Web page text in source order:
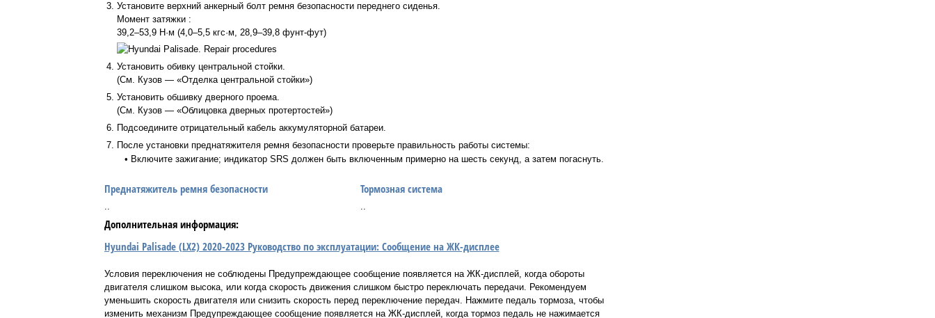
3. Установите верхний анкерный болт ремня безопасности переднего сиденья.
Момент затяжки :
39,2–53,9 Н·м (4,0–5,5 кгс·м, 28,9–39,8 фунт-фут)
4. Установить обивку центральной стойки.
(См. Кузов — «Отделка центральной стойки»)
5. Установить обшивку дверного проема.
(См. Кузов — «Облицовка дверных протертостей»)
6. Подсоедините отрицательный кабель аккумуляторной батареи.
7. После установки преднатяжителя ремня безопасности проверьте правильность работы системы:
• Включите зажигание; индикатор SRS должен быть включенным примерно на шесть секунд, а затем погаснуть.
Преднатяжитель ремня безопасности
..
Тормозная система
..
Дополнительная информация:
Hyundai Palisade (LX2) 2020-2023 Руководство по эксплуатации: Сообщение на ЖК-дисплее
Условия переключения не соблюдены Предупреждающее сообщение появляется на ЖК-дисплей, когда обороты
двигателя слишком высока, или когда скорость движения слишком быстро переключать передачи. Рекомендуем
уменьшить скорость двигателя или снизить скорость перед переключение передач. Нажмите педаль тормоза, чтобы
изменить механизм Предупреждающее сообщение появляется на ЖК-дисплей, когда тормоз педаль не нажимается